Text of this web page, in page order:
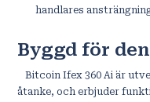
handlares
Byggd för
Bitcoin Ifex 360 Ai är
åtanke, och erbjuder